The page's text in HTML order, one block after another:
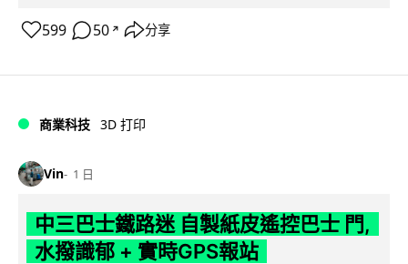
599 50 ↗ 分享
商業科技 3D 打印
Vin 1 日
中三巴士鐵路迷 自製紙皮遙控巴士 門,
水撥識郁 + 實時GPS報站